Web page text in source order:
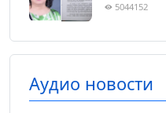
5044152
Аудио новости